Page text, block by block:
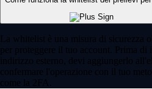
La whitelist è una misura di sicurezza
per proteggere il tuo account. Prima
indirizzo esterno, devi aggiungerlo
confermare l'operazione con il tuo
come la 2FA.